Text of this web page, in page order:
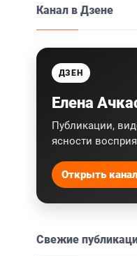
Канал в Дзене
ДЗЕН
Елена
Публикации,
ясности
Открыть
Свежие